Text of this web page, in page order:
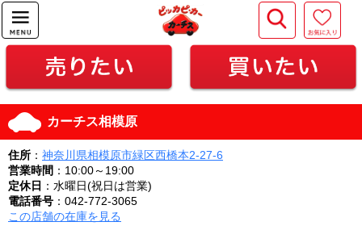
カーチス相模原
住所 ： 神奈川県相模原市緑区西橋本2-27-6
営業時間 ：10:00～19:00
定休日 ：水曜日(祝日は営業)
電話番号 ：042-772-3065
この店舗の在庫を見る